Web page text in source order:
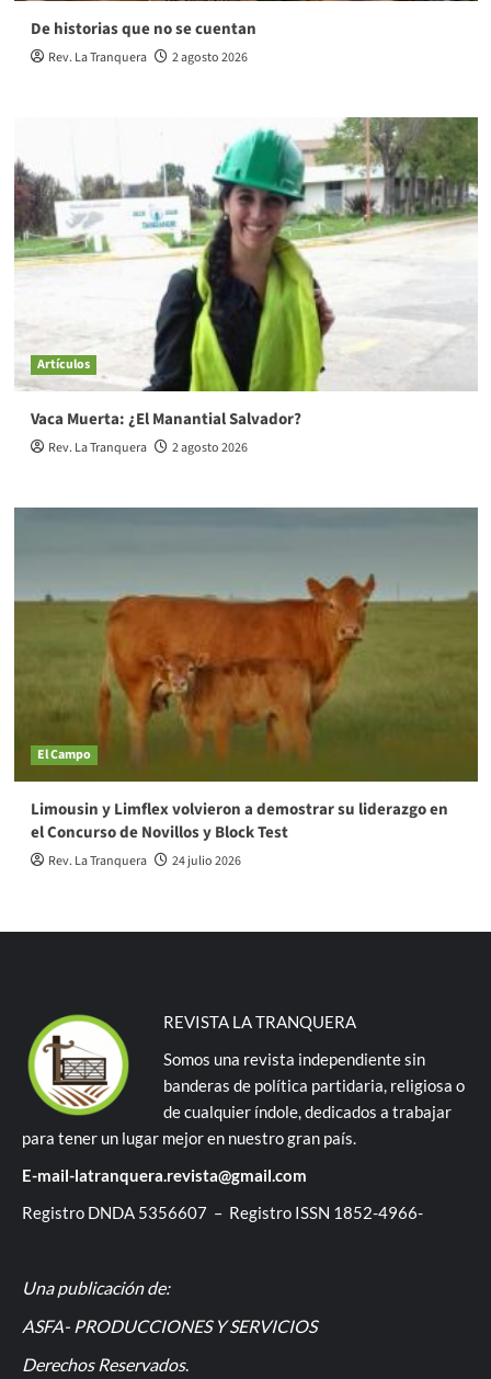
De historias que no se cuentan
Rev. La Tranquera 2 agosto 2026
Artículos
Vaca Muerta: ¿El Manantial Salvador?
Rev. La Tranquera 2 agosto 2026
El Campo
Limousin y Limflex volvieron a demostrar su liderazgo en
el Concurso de Novillos y Block Test
Rev. La Tranquera 24 julio 2026
REVISTA LA TRANQUERA
Somos una revista independiente sin
banderas de política partidaria, religiosa o
de cualquier índole, dedicados a trabajar
para tener un lugar mejor en nuestro gran país.
E-mail-latranquera.revista@gmail.com
Registro DNDA 5356607 – Registro ISSN 1852-4966-
Una publicación de:
ASFA- PRODUCCIONES Y SERVICIOS
Derechos Reservados.